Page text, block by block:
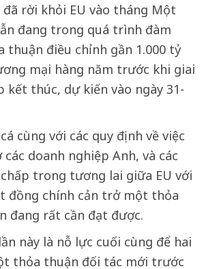
rời khỏi EU vào tháng Một
đang trong quá trình đàm
thuận điều chỉnh gần 1.000 tỷ
mại hàng năm trước khi giai
kết thúc, dự kiến vào ngày 31-
cùng với các quy định về việc
doanh nghiệp Anh, và các
trong tương lai giữa EU với
đồng chính cản trở một thỏa
đang rất cần đạt được.
này là nỗ lực cuối cùng để hai
thỏa thuận đối tác mới trước